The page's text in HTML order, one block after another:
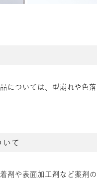
については、型崩れや色
て
剤や表面加工剤など薬剤